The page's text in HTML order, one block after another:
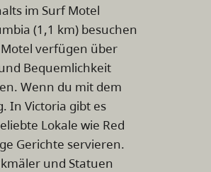
im Surf Motel
(1,1 km) besuchen
verfügen über
Bequemlichkeit
Wenn du mit dem
In Victoria gibt es
Lokale wie Red
Gerichte servieren.
und Statuen